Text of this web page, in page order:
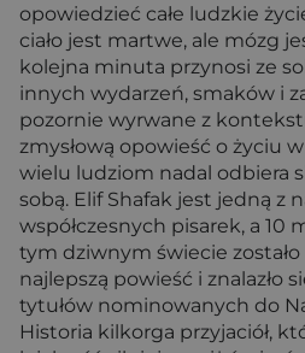
opowiedzieć całe ludzkie
ciało jest martwe, ale mózg
kolejna minuta przynosi ze
innych wydarzeń, smaków i
pozornie wyrwane z
zmysłową opowieść o życiu
wielu ludziom nadal odbiera
sobą. Elif Shafak jest jedną z
współczesnych pisarek, a 10
tym dziwnym świecie zostało
najlepszą powieść i znalazło
tytułów nominowanych do
Historia kilkorga przyjaciół,